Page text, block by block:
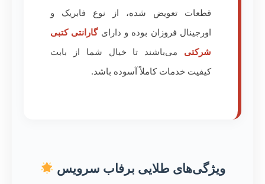
قطعات تعویض شده، از نوع فابریک و
اورجینال فروزان بوده و دارایگارانتی کتبی
شرکتی می‌باشند تا خیال شما از بابت
کیفیت خدمات کاملاً آسوده باشد.
ویژگی‌های طلایی برفاب سرویس